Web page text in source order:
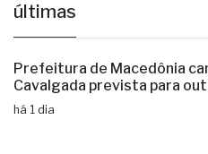
últimas
Prefeitura de Macedônia
Cavalgada prevista para
há 1 dia